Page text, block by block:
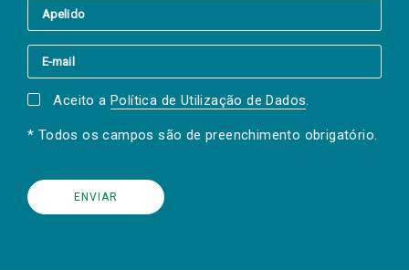
Aceito a Política de Utilização de Dados.
* Todos os campos são de preenchimento obrigatório.